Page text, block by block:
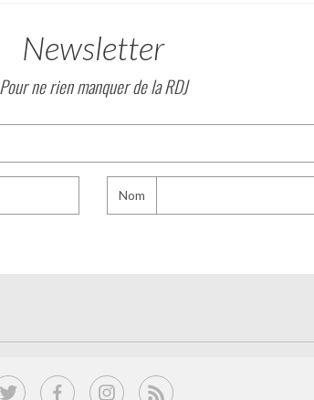
Newsletter
Pour ne rien manquer de la RDJ
Nom